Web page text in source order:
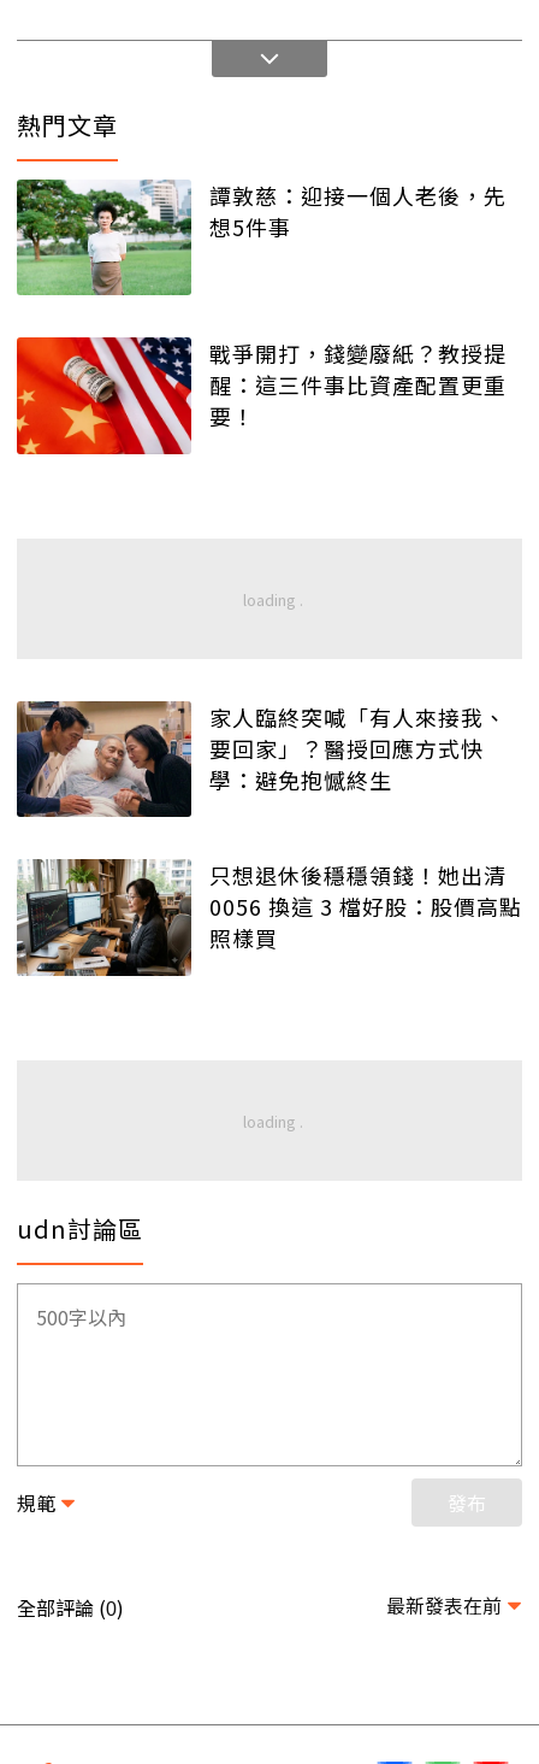
熱門文章
譚敦慈：迎接一個人老後，先
想5件事
戰爭開打，錢變廢紙？教授提
醒：這三件事比資產配置更重
要！
家人臨終突喊「有人來接我、
要回家」？醫授回應方式快
學：避免抱憾終生
只想退休後穩穩領錢！她出清
0056 換這 3 檔好股：股價高點
照樣買
udn討論區
規範 發布
全部評論 (0) 最新發表在前